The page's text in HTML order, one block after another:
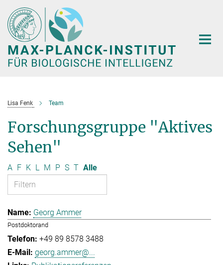
Hauptinhalt
Lisa Fenk Team
Forschungsgruppe "Aktives
Sehen"
A F K L M P S T Alle
Georg Ammer
Postdoktorand
+49 89 8578 3488
georg.ammer@...